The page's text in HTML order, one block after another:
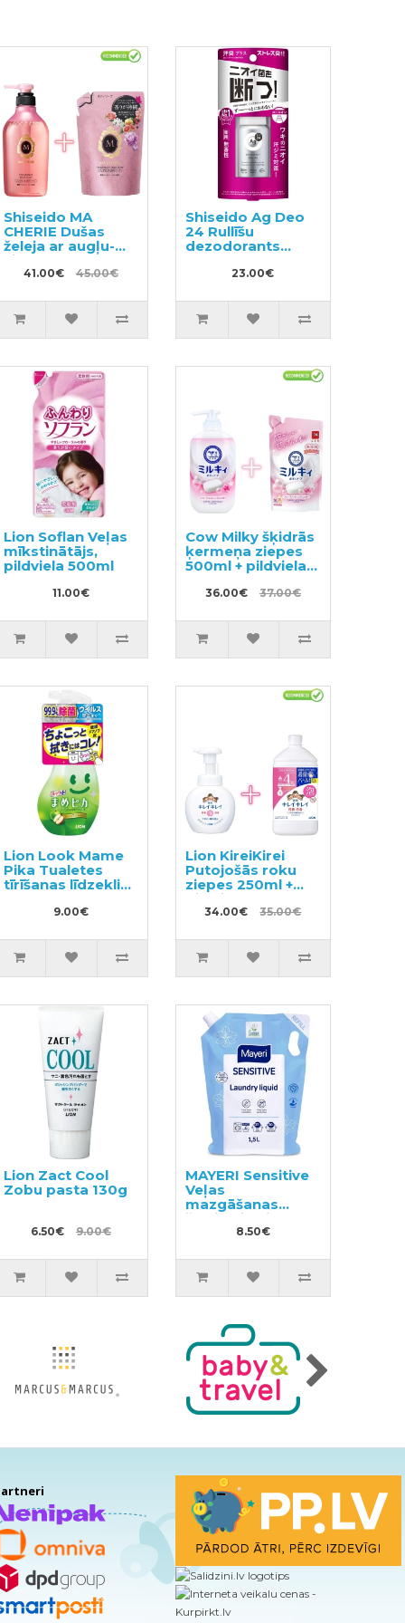
Shiseido MA
CHERIE Dušas
želeja ar augļu-
ziedu aromātu
450ml + pildviela
41.00€ 45.00€
Shiseido Ag Deo
24 Rullīšu
dezodorants
23.00€
Lion Soflan Veļas
mīkstinātājs,
pildviela 500ml
11.00€
Cow Milky šķidrās
ķermeņa ziepes
500ml + pildviela
36.00€ 37.00€
Lion Look Mame
Pika Tualetes
tīrīšanas līdzeklis
9.00€
Lion KireiKirei
Putojošās roku
ziepes 250ml +
pildviela 800ml
34.00€ 35.00€
Lion Zact Cool
Zobu pasta 130g
6.50€ 9.00€
MAYERI Sensitive
Veļas
mazgāšanas
želeja pildviela 1.5l
8.50€